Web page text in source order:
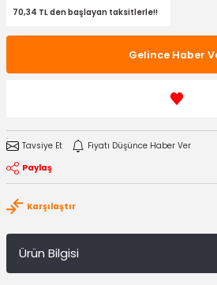
70,34 TL den başlayan taksitlerle!!
Gelince Haber
Tavsiye Et
Fiyatı Düşünce Haber Ver
Paylaş
Karşılaştır
Ürün Bilgisi